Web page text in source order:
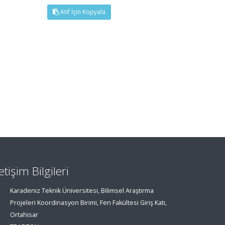
Atıf İçin Kopyala
Bilgileri
Karadeniz Teknik Üniversitesi, Bilimsel Araştırma
Projeleri Koordinasyon Birimi, Fen Fakültesi Giriş Katı,
Ortahisar